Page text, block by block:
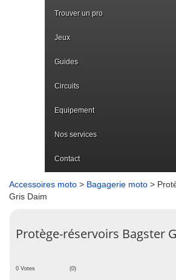
Trouver un pro
Jeux
Guides
Circuits
Equipement
Nos services
Contact
Accessoires moto > Bagagerie moto >
Gris Daim
Protège-réservoirs Bagster
0 Votes (0)